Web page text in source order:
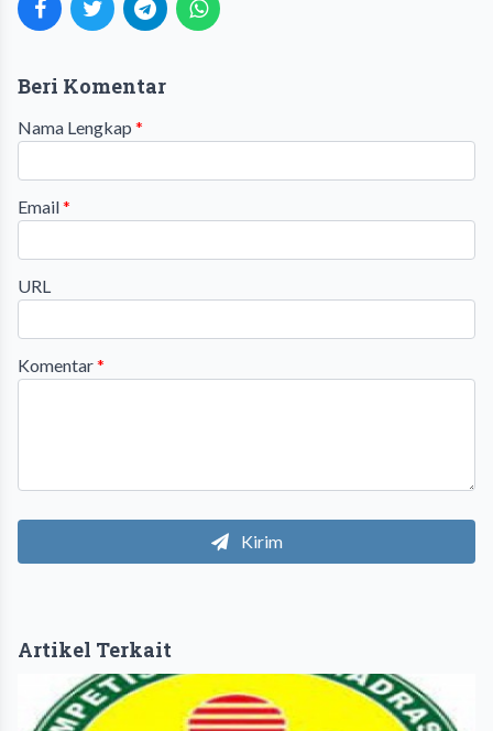
Beri Komentar
Nama Lengkap *
Email*
URL
Komentar*
Kirim
Artikel Terkait